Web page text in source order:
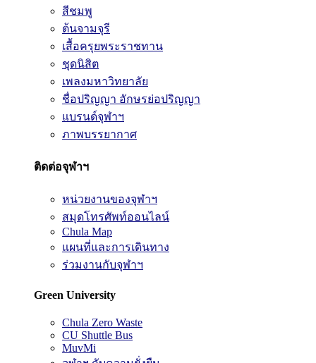
สีชมพู
ต้นจามจุรี
เสื้อครุยพระราชทาน
ชุดนิสิต
เพลงมหาวิทยาลัย
ชื่อปริญญา อักษรย่อปริญญา
แบรนด์จุฬาฯ
ภาพบรรยากาศ
ติดต่อจุฬาฯ
หน่วยงานของจุฬาฯ
สมุดโทรศัพท์ออนไลน์
Chula Map
แผนที่และการเดินทาง
ร่วมงานกับจุฬาฯ
Green University
Chula Zero Waste
CU Shuttle Bus
MuvMi